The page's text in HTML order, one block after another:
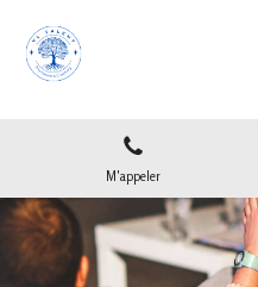
M'appeler